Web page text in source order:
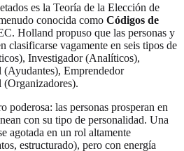
es la Teoría de la Elección de
conocida como Códigos de
Holland propuso que las personas y
clasificarse vagamente en seis tipos de
Investigador (Analíticos),
Emprendedor
poderosa: las personas prosperan en
con su tipo de personalidad. Una
agotada en un rol altamente
estructurado), pero con energía